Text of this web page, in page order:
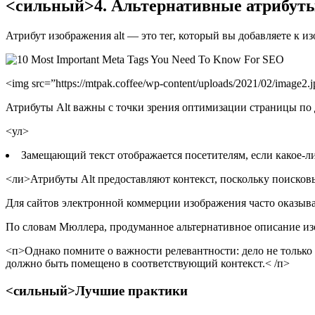
<сильный>4. Альтернативные
Атрибут изображения alt — это тег, который вы добавляете к
<img src=”https://mtpak.coffee/wp-content/uploads/2021/02/
Атрибуты Alt важны с точки зрения оптимизации страницы
<ул>
Замещающий текст отображается посетителям, если
<ли>Атрибуты Alt предоставляют контекст, поскольку
Для сайтов электронной коммерции изображения часто
По словам Мюллера, продуманное альтернативное описание
<п>Однако помните о важности релевантности: дело не
должно быть помещено в соответствующий контекст.< /п>
<сильный>Лучшие практики